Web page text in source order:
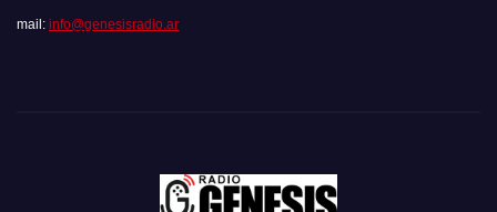
mail: info@genesisradio.ar